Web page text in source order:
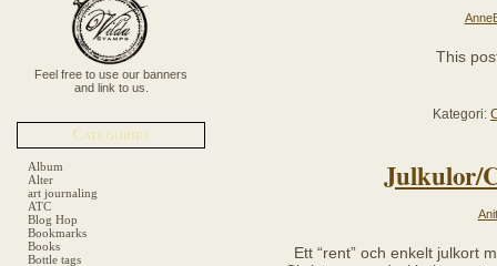
Feel free to use our banners
and link to us.
Categories
Album
Alter
art journaling
ATC
Blog Hop
Bookmarks
Books
Bottle tags
This
Kategori:
Julkulor/
Ett “rent” och enkelt julkort